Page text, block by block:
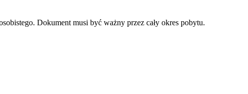
Dokument musi być ważny przez cały okres pobytu.